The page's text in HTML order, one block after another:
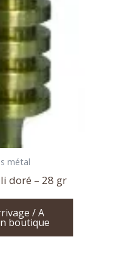
métal
doré – 28 gr
/ A
boutique